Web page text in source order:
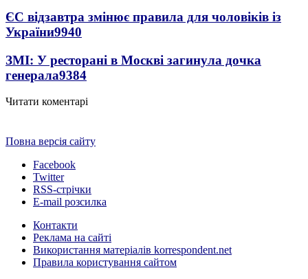
ЄС відзавтра змінює правила для чоловіків із
України9940
ЗМІ: У ресторані в Москві загинула дочка
генерала9384
Читати коментарі
Повна версія сайту
Facebook
Twitter
RSS-стрічки
E-mail розсилка
Контакти
Реклама на сайті
Використання матеріалів korrespondent.net
Правила користування сайтом